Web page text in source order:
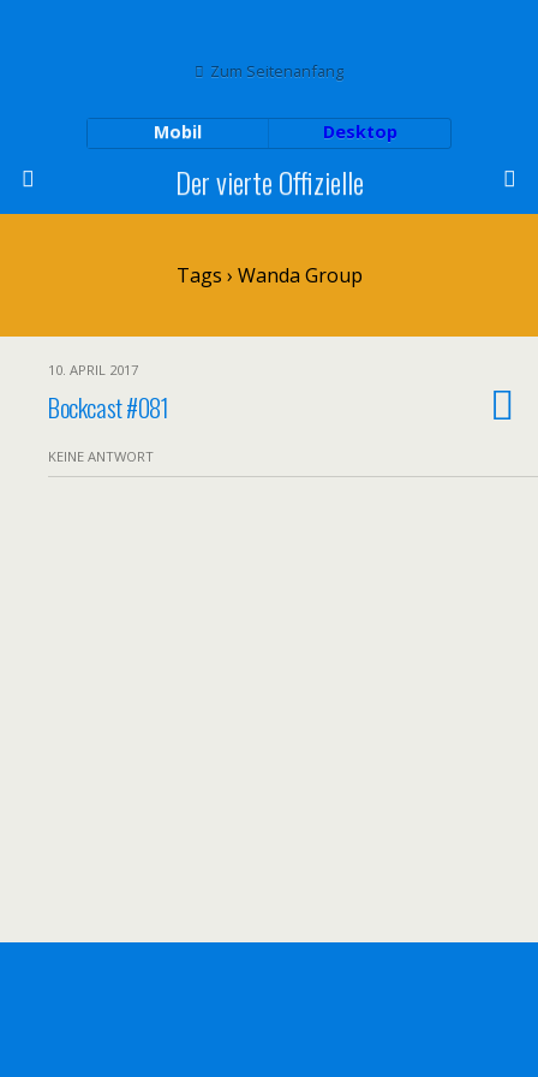
Zum Seitenanfang
Mobil Desktop
Der vierte Offizielle
Tags › Wanda Group
10. APRIL 2017
Bockcast #081
KEINE ANTWORT